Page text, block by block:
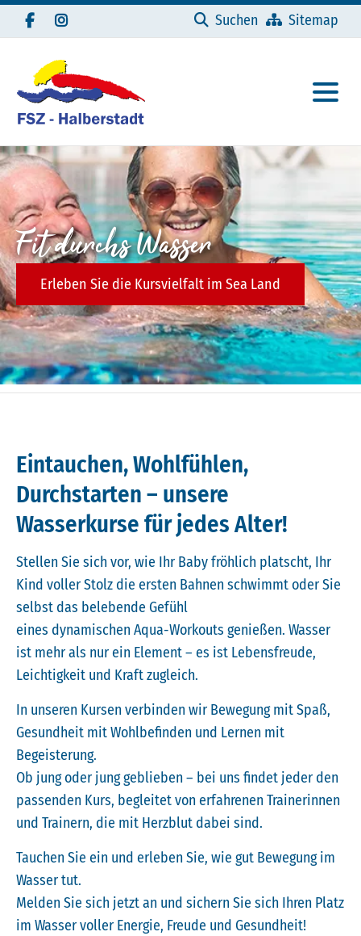
Navigation überspringen
Suchen
Sitemap
Fit durchs Wasser
Erleben Sie die Kursvielfalt im Sea Land
Eintauchen, Wohlfühlen,
Durchstarten – unsere
Wasserkurse für jedes Alter!
Stellen Sie sich vor, wie Ihr Baby fröhlich platscht, Ihr
Kind voller Stolz die ersten Bahnen schwimmt oder Sie
selbst das belebende Gefühl
eines dynamischen Aqua-Workouts genießen. Wasser
ist mehr als nur ein Element – es ist Lebensfreude,
Leichtigkeit und Kraft zugleich.
In unseren Kursen verbinden wir Bewegung mit Spaß,
Gesundheit mit Wohlbefinden und Lernen mit
Begeisterung.
Ob jung oder jung geblieben – bei uns findet jeder den
passenden Kurs, begleitet von erfahrenen Trainerinnen
und Trainern, die mit Herzblut dabei sind.
Tauchen Sie ein und erleben Sie, wie gut Bewegung im
Wasser tut.
Melden Sie sich jetzt an und sichern Sie sich Ihren Platz
im Wasser voller Energie, Freude und Gesundheit!